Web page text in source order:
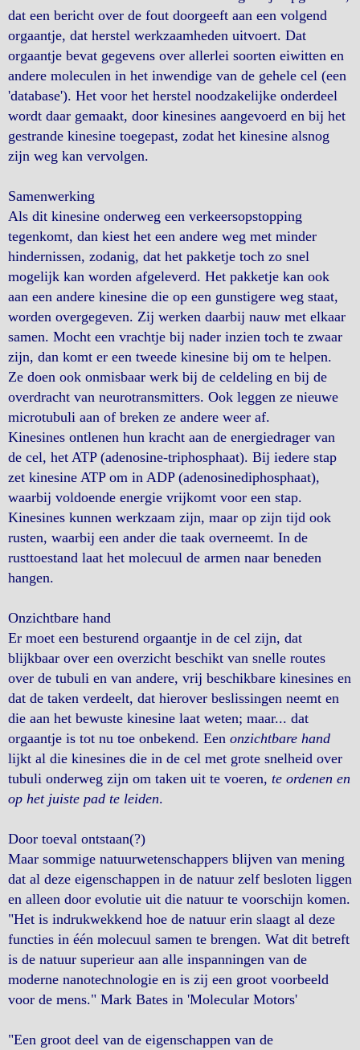
dat een bericht over de fout doorgeeft aan een volgend
orgaantje, dat herstel werkzaamheden uitvoert. Dat
orgaantje bevat gegevens over allerlei soorten eiwitten en
andere moleculen in het inwendige van de gehele cel (een
'database'). Het voor het herstel noodzakelijke onderdeel
wordt daar gemaakt, door kinesines aangevoerd en bij het
gestrande kinesine toegepast, zodat het kinesine alsnog
zijn weg kan vervolgen.
Samenwerking
Als dit kinesine onderweg een verkeersopstopping
tegenkomt, dan kiest het een andere weg met minder
hindernissen, zodanig, dat het pakketje toch zo snel
mogelijk kan worden afgeleverd. Het pakketje kan ook
aan een andere kinesine die op een gunstigere weg staat,
worden overgegeven. Zij werken daarbij nauw met elkaar
samen. Mocht een vrachtje bij nader inzien toch te zwaar
zijn, dan komt er een tweede kinesine bij om te helpen.
Ze doen ook onmisbaar werk bij de celdeling en bij de
overdracht van neurotransmitters. Ook leggen ze nieuwe
microtubuli aan of breken ze andere weer af.
Kinesines ontlenen hun kracht aan de energiedrager van
de cel, het ATP (adenosine-triphosphaat). Bij iedere stap
zet kinesine ATP om in ADP (adenosinediphosphaat),
waarbij voldoende energie vrijkomt voor een stap.
Kinesines kunnen werkzaam zijn, maar op zijn tijd ook
rusten, waarbij een ander die taak overneemt. In de
rusttoestand laat het molecuul de armen naar beneden
hangen.
Onzichtbare hand
Er moet een besturend orgaantje in de cel zijn, dat
blijkbaar over een overzicht beschikt van snelle routes
over de tubuli en van andere, vrij beschikbare kinesines en
dat de taken verdeelt, dat hierover beslissingen neemt en
die aan het bewuste kinesine laat weten; maar... dat
orgaantje is tot nu toe onbekend. Een onzichtbare hand
lijkt al die kinesines die in de cel met grote snelheid over
tubuli onderweg zijn om taken uit te voeren, te ordenen en
op het juiste pad te leiden.
Door toeval ontstaan(?)
Maar sommige natuurwetenschappers blijven van mening
dat al deze eigenschappen in de natuur zelf besloten liggen
en alleen door evolutie uit die natuur te voorschijn komen.
"Het is indrukwekkend hoe de natuur erin slaagt al deze
functies in één molecuul samen te brengen. Wat dit betreft
is de natuur superieur aan alle inspanningen van de
moderne nanotechnologie en is zij een groot voorbeeld
voor de mens." Mark Bates in 'Molecular Motors'
"Een groot deel van de eigenschappen van de